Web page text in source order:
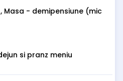
Masa - demipensiune (mic
si pranz meniu